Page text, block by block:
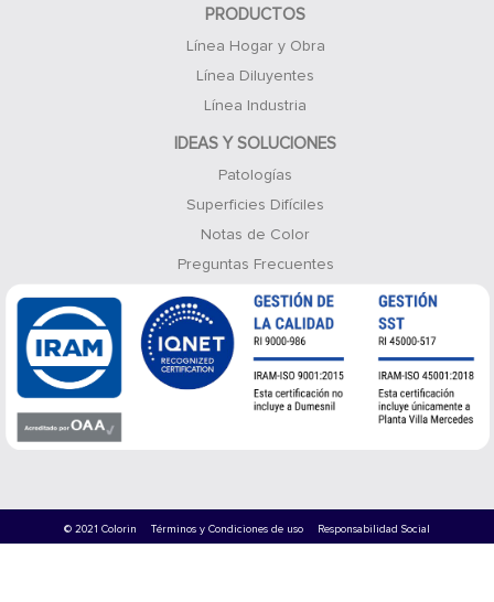
PRODUCTOS
Línea Hogar y Obra
Línea Diluyentes
Línea Industria
IDEAS Y SOLUCIONES
Patologías
Superficies Difíciles
Notas de Color
Preguntas Frecuentes
© 2021 Colorin Términos y Condiciones de uso Responsabilidad Social